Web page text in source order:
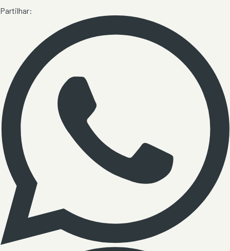
Partilhar: